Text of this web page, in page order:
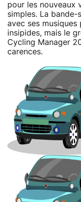
pour les nouveaux
simples. La
avec ses musiques
insipides, mais le
Cycling Manager
carences.